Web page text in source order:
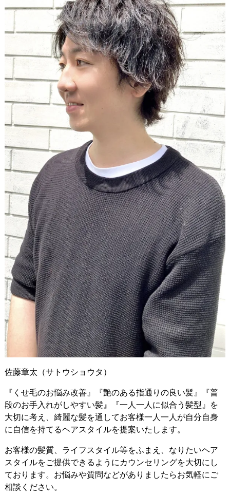
佐藤章太（サトウショウタ）
『くせ毛のお悩み改善』『艶のある指通りの良い髪』『普
段のお手入れがしやすい髪』『一人一人に似合う髪型』を
大切に考え、綺麗な髪を通してお客様一人一人が自分自身
に自信を持てるヘアスタイルを提案いたします。
お客様の髪質、ライフスタイル等をふまえ、なりたいヘア
スタイルをご提供できるようにカウンセリングを大切にし
ております。お悩みや質問などがありましたらお気軽にご
相談ください。